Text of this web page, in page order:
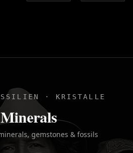
· KRISTALLE
gemstones & fossils